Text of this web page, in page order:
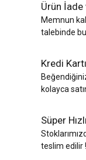
Ürün
Memnun
talebinde
Kredi
kolayca
Süper
teslim edilir !